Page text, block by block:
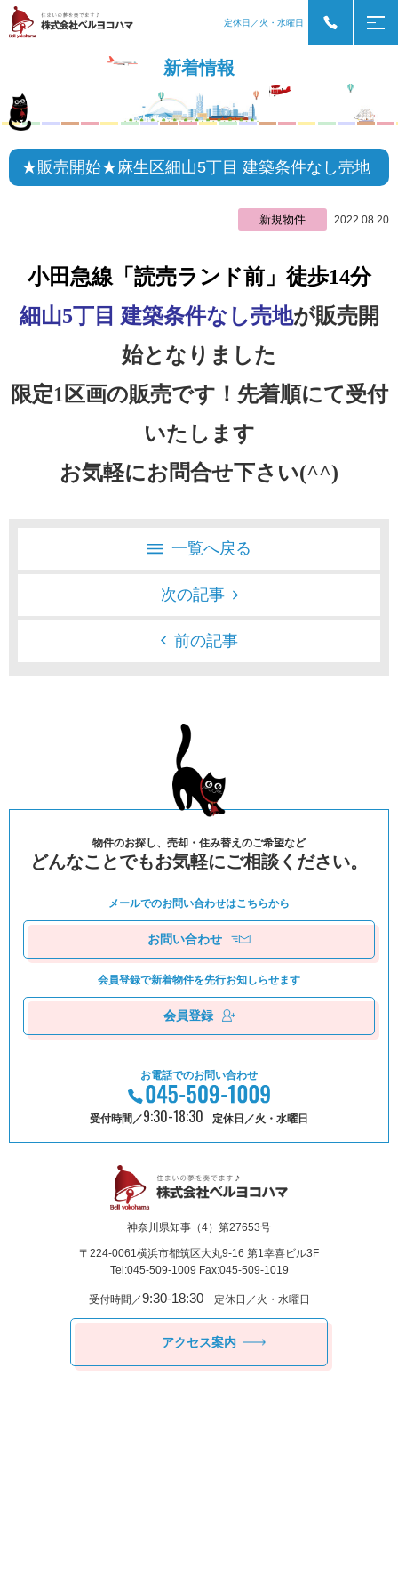
定休日／火・水曜日
新着情報
★販売開始★麻生区細山5丁目 建築条件なし売地
新規物件 2022.08.20
小田急線「読売ランド前」徒歩14分
細山5丁目 建築条件なし売地が販売開
始となりました
限定1区画の販売です！先着順にて受付
いたします
お気軽にお問合せ下さい(^^)
一覧へ戻る
次の記事
前の記事
物件のお探し、売却・住み替えのご希望など
どんなことでもお気軽にご相談ください。
メールでのお問い合わせはこちらから
お問い合わせ
会員登録で新着物件を先⾏お知しらせます
会員登録
お電話でのお問い合わせ
受付時間／9:30-18:30 定休日／火・水曜日
神奈川県知事（4）第27653号
〒224-0061横浜市都筑区⼤丸9-16 第1幸喜ビル3F
Tel:045-509-1009 Fax:045-509-1019
受付時間／9:30-18:30定休日／火・水曜日
アクセス案内